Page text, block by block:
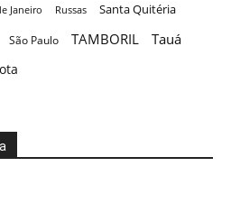
Janeiro Russas Santa Quitéria
São Paulo TAMBORIL Tauá